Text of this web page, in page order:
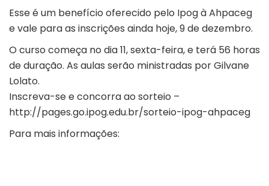
Esse é um benefício oferecido pelo Ipog à Ahpaceg
e vale para as inscrições ainda hoje, 9 de dezembro.
O curso começa no dia 11, sexta-feira, e terá 56 horas
de duração. As aulas serão ministradas por Gilvane
Lolato.
Inscreva-se e concorra ao sorteio –
http://pages.go.ipog.edu.br/sorteio-ipog-ahpaceg
Para mais informações: